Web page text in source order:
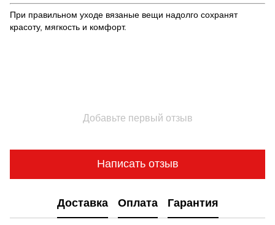
При правильном уходе вязаные вещи надолго сохранят
красоту, мягкость и комфорт.
Добавьте первый отзыв
Написать отзыв
Доставка Оплата Гарантия